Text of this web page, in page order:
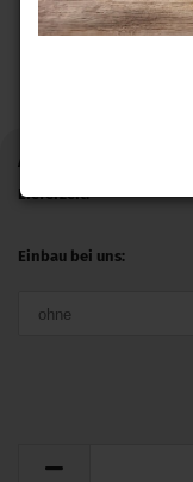
Art.Nr.:
Lieferzeit:
Einbau bei uns: